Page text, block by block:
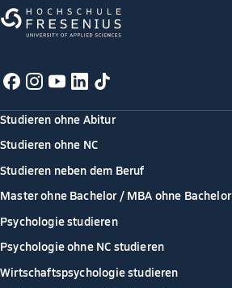
Studieren ohne Abitur
Studieren ohne NC
Studieren neben dem Beruf
Master ohne Bachelor / MBA ohne Bachelor
Psychologie studieren
Psychologie ohne NC studieren
Wirtschaftspsychologie studieren